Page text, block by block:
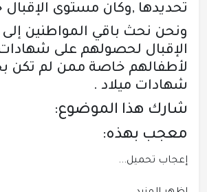
تحديدها ,وكان مستوى الإقبال
ونحن نحث باقي المواطنين
الإقبال لحصولهم على شهادات
لأطفالهم خاصة ممن لم تكن
شهادات ميلاد .
شارك هذا الموضوع:
معجب بهذه:
إعجاب تحميل...